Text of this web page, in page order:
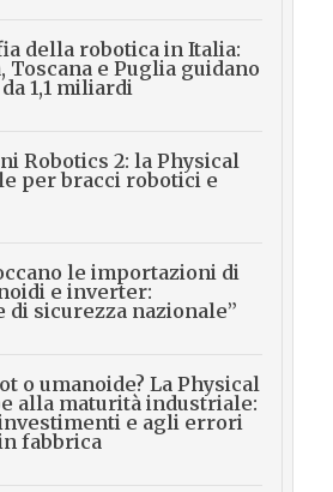
della robotica in Italia:
Toscana e Puglia guidano
1,1 miliardi
Robotics 2: la Physical
per bracci robotici e
le importazioni di
e inverter:
di sicurezza nazionale”
o umanoide? La Physical
alla maturità industriale:
e agli errori
fabbrica